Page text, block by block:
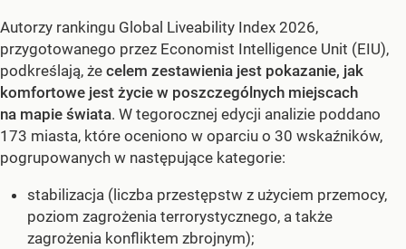
Autorzy rankingu Global Liveability Index 2026,
przygotowanego przez Economist Intelligence Unit (EIU),
podkreślają, że celem zestawienia jest pokazanie, jak
komfortowe jest życie w poszczególnych miejscach
na mapie świata. W tegorocznej edycji analizie poddano
173 miasta, które oceniono w oparciu o 30 wskaźników,
pogrupowanych w następujące kategorie:
stabilizacja (liczba przestępstw z użyciem przemocy,
poziom zagrożenia terrorystycznego, a także
zagrożenia konfliktem zbrojnym);